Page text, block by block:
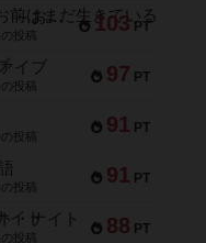
103 PT
セミファイナル ～お前はまだ生きている～
投稿
97 PT
イブ
投稿
91 PT
投稿
91 PT
投稿
88 PT
・ナイト
投稿